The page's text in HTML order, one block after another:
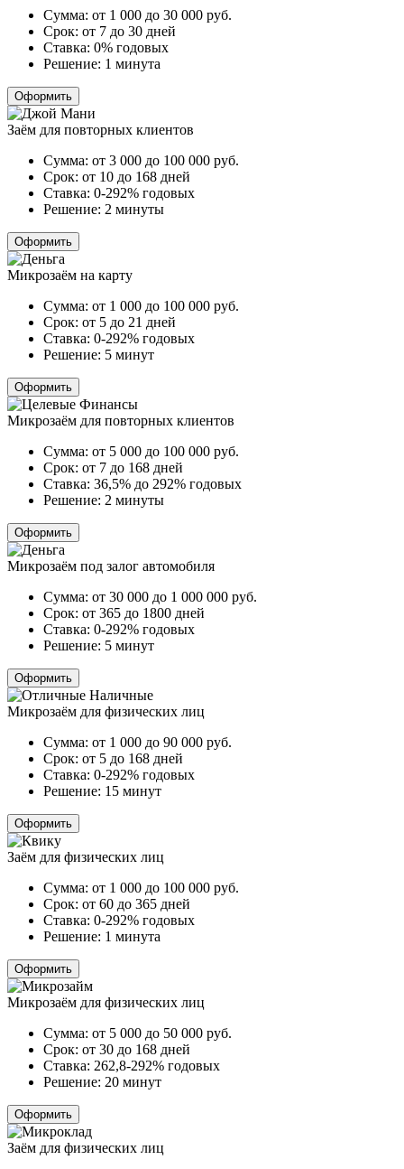
Сумма: от 1 000 до 30 000 руб.
Срок: от 7 до 30 дней
Ставка: 0% годовых
Решение: 1 минута
Оформить
Заём для повторных клиентов
Сумма: от 3 000 до 100 000 руб.
Срок: от 10 до 168 дней
Ставка: 0-292% годовых
Решение: 2 минуты
Оформить
Микрозаём на карту
Сумма: от 1 000 до 100 000 руб.
Срок: от 5 до 21 дней
Ставка: 0-292% годовых
Решение: 5 минут
Оформить
Микрозаём для повторных клиентов
Сумма: от 5 000 до 100 000 руб.
Срок: от 7 до 168 дней
Ставка: 36,5% до 292% годовых
Решение: 2 минуты
Оформить
Микрозаём под залог автомобиля
Сумма: от 30 000 до 1 000 000 руб.
Срок: от 365 до 1800 дней
Ставка: 0-292% годовых
Решение: 5 минут
Оформить
Микрозаём для физических лиц
Сумма: от 1 000 до 90 000 руб.
Срок: от 5 до 168 дней
Ставка: 0-292% годовых
Решение: 15 минут
Оформить
Заём для физических лиц
Сумма: от 1 000 до 100 000 руб.
Срок: от 60 до 365 дней
Ставка: 0-292% годовых
Решение: 1 минута
Оформить
Микрозаём для физических лиц
Сумма: от 5 000 до 50 000 руб.
Срок: от 30 до 168 дней
Ставка: 262,8-292% годовых
Решение: 20 минут
Оформить
Заём для физических лиц